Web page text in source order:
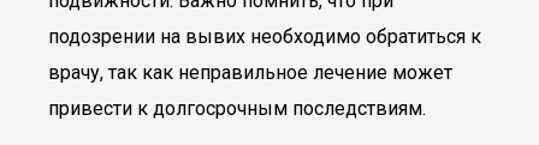
подозрении на вывих необходимо обратиться к
врачу, так как неправильное лечение может
привести к долгосрочным последствиям.